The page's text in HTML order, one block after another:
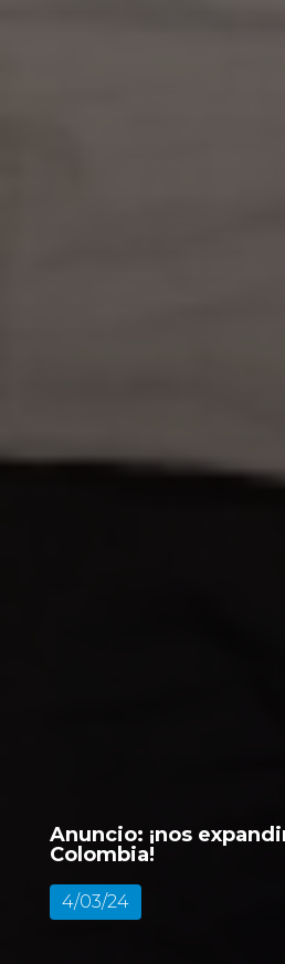
Anuncio: ¡nos
Colombia!
4/03/24